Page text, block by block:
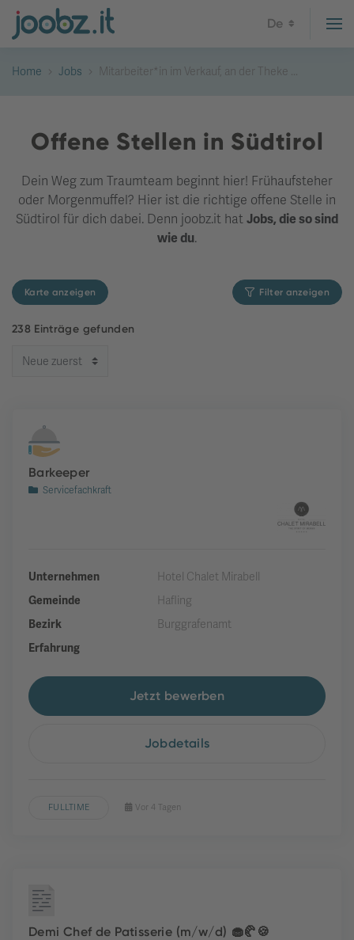
De
Home Jobs Mitarbeiter*in im Verkauf, an der Theke ...
Offene Stellen in Südtirol
Dein Weg zum Traumteam beginnt hier! Frühaufsteher
oder Morgenmuffel? Hier ist die richtige offene Stelle in
Südtirol für dich dabei. Denn joobz.it hat Jobs, die so sind
wie du.
Karte anzeigen Filter anzeigen
238 Einträge gefunden
Barkeeper
Servicefachkraft
Unternehmen
Hotel Chalet Mirabell
Gemeinde
Hafling
Bezirk
Burggrafenamt
Erfahrung
Jetzt bewerben
Jobdetails
FULLTIME Vor 4 Tagen
Demi Chef de Patisserie (m/w/d) 🧁🥐🍪